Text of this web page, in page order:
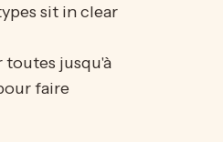
toutes jusqu'à
faire